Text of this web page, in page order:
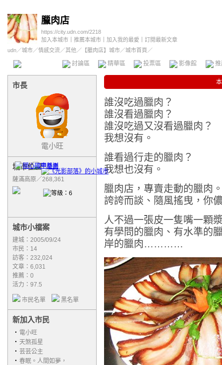
臘肉店
https://city.udn.com/2218
加入本城市
推薦本城市 加入我的最愛
訂閱最新文章
udn／城市／情感交流／其他 ／ 【臘肉店】城市／城市首頁／
討論區 精華區 投票區 影像館
市長
電小旺
城市位置
薩滿高原／268,361
城市小檔案
建城：2005/09/24
市民：14
訪客：232,024
文章：6,031
推薦： 0
活力：97.5
市民名單 黑名單
新加入市民
‧ 電小旺
‧ 天煞孤星
‧ 芸芸公主
‧ 春眠。人間如夢，
誰沒吃過臘肉？
誰沒看過臘肉？
誰沒吃過又沒看過臘肉？
我想沒有。
誰看過行走的臘肉？
我想也沒有。
臘肉店，專賣走動的臘肉
誇誇而談、隨風搖曳，
人不過一張皮一隻嘴一顆
有學問的臘肉、有水準的
岸的臘肉…………